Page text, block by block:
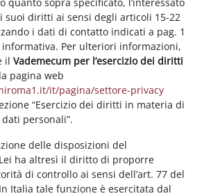
suoi diritti ai sensi degli articoli 15-22
i dati di contatto indicati a pag. 1
Per ulteriori informazioni,
ilVademecum per l’esercizio dei diritti
pagina web
it/pagina/settore-privacy
“Esercizio dei diritti in materia di
personali”.
delle disposizioni del
ha altresì il diritto di proporre
di controllo ai sensi dell’art. 77 del
Italia tale funzione è esercitata dal